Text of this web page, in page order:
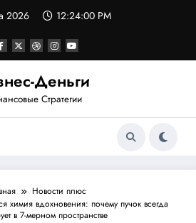
2026 12:24:00 PM
Деньги
Стратегии
Новости плюс
химия вдохновения: почему пучок всегда
в 7-мерном пространстве